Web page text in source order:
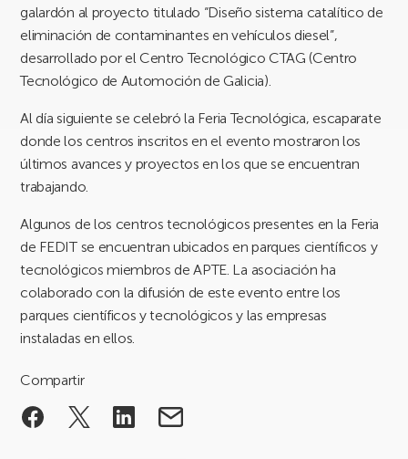
galardón al proyecto titulado “Diseño sistema catalítico de
eliminación de contaminantes en vehículos diesel”,
desarrollado por el Centro Tecnológico CTAG (Centro
Tecnológico de Automoción de Galicia).
Al día siguiente se celebró la Feria Tecnológica, escaparate
donde los centros inscritos en el evento mostraron los
últimos avances y proyectos en los que se encuentran
trabajando.
Algunos de los centros tecnológicos presentes en la Feria
de FEDIT se encuentran ubicados en parques científicos y
tecnológicos miembros de APTE. La asociación ha
colaborado con la difusión de este evento entre los
parques científicos y tecnológicos y las empresas
instaladas en ellos.
Compartir